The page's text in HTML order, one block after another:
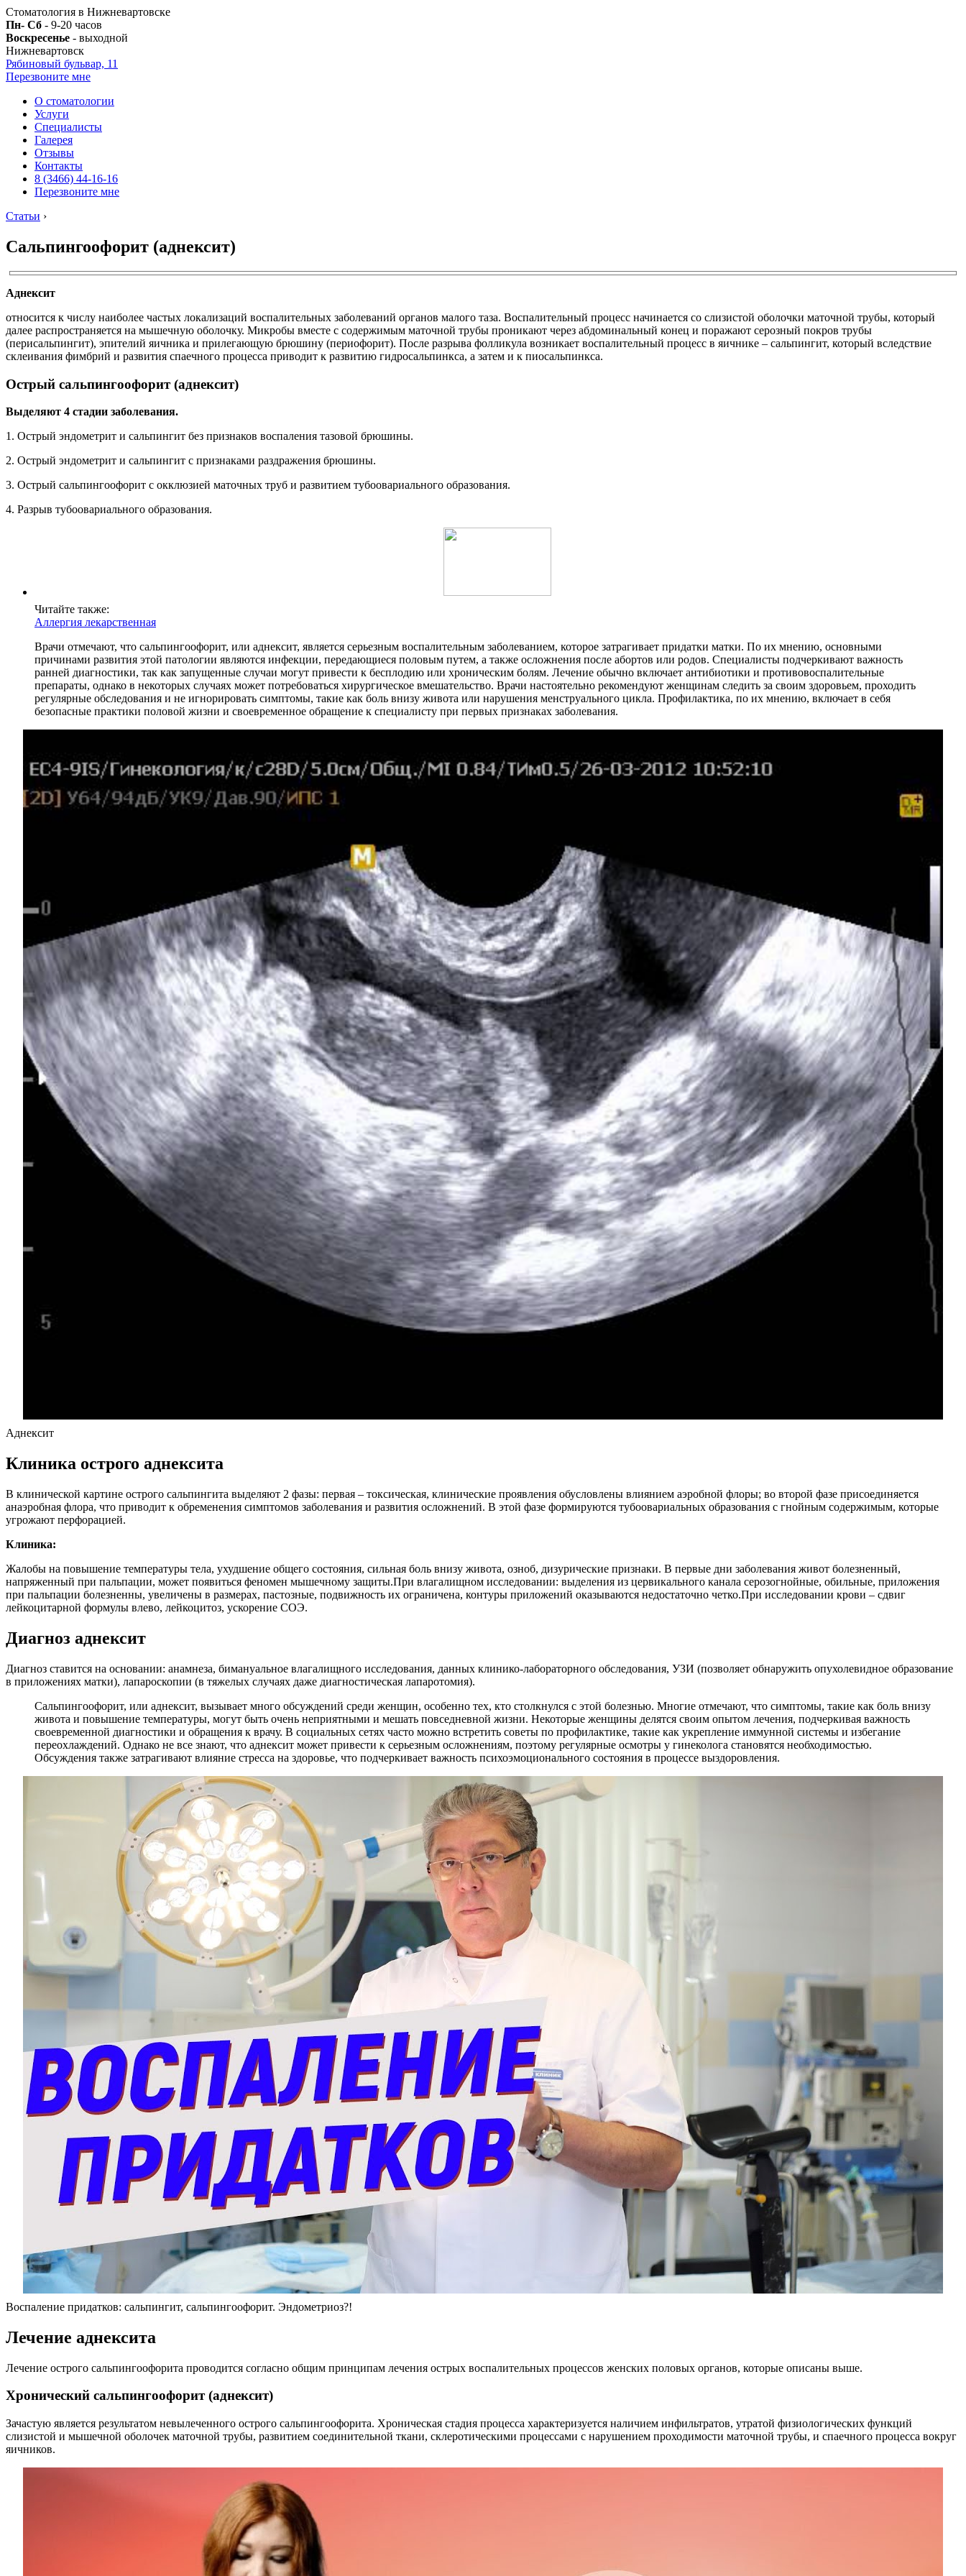
Стоматология в Нижневартовске
Пн- Сб - 9-20 часов
Воскресенье - выходной
Нижневартовск
Рябиновый бульвар, 11
Перезвоните мне
О стоматологии
Услуги
Специалисты
Галерея
Отзывы
Контакты
8 (3466) 44-16-16
Перезвоните мне
Статьи ›
Сальпингоофорит (аднексит)
Аднексит
относится к числу наиболее частых локализаций воспалительных заболеваний органов малого таза. Воспалительный процесс начинается со слизистой оболочки маточной трубы, который
далее распространяется на мышечную оболочку. Микробы вместе с содержимым маточной трубы проникают через абдоминальный конец и поражают серозный покров трубы
(перисальпингит), эпителий яичника и прилегающую брюшину (периофорит). После разрыва фолликула возникает воспалительный процесс в яичнике – сальпингит, который вследствие
склеивания фимбрий и развития спаечного процесса приводит к развитию гидросальпинкса, а затем и к пиосальпинкса.
Острый сальпингоофорит (аднексит)
Выделяют 4 стадии заболевания.
1. Острый эндометрит и сальпингит без признаков воспаления тазовой брюшины.
2. Острый эндометрит и сальпингит с признаками раздражения брюшины.
3. Острый сальпингоофорит с окклюзией маточных труб и развитием тубоовариального образования.
4. Разрыв тубоовариального образования.
Читайте также:
Аллергия лекарственная
Врачи отмечают, что сальпингоофорит, или аднексит, является серьезным воспалительным заболеванием, которое затрагивает придатки матки. По их мнению, основными
причинами развития этой патологии являются инфекции, передающиеся половым путем, а также осложнения после абортов или родов. Специалисты подчеркивают важность
ранней диагностики, так как запущенные случаи могут привести к бесплодию или хроническим болям. Лечение обычно включает антибиотики и противовоспалительные
препараты, однако в некоторых случаях может потребоваться хирургическое вмешательство. Врачи настоятельно рекомендуют женщинам следить за своим здоровьем, проходить
регулярные обследования и не игнорировать симптомы, такие как боль внизу живота или нарушения менструального цикла. Профилактика, по их мнению, включает в себя
безопасные практики половой жизни и своевременное обращение к специалисту при первых признаках заболевания.
Аднексит
Клиника острого аднексита
В клинической картине острого сальпингита выделяют 2 фазы: первая – токсическая, клинические проявления обусловлены влиянием аэробной флоры; во второй фазе присоединяется
анаэробная флора, что приводит к обременения симптомов заболевания и развития осложнений. В этой фазе формируются тубоовариальных образования с гнойным содержимым, которые
угрожают перфорацией.
Клиника:
Жалобы на повышение температуры тела, ухудшение общего состояния, сильная боль внизу живота, озноб, дизурические признаки. В первые дни заболевания живот болезненный,
напряженный при пальпации, может появиться феномен мышечному защиты.При влагалищном исследовании: выделения из цервикального канала серозогнойные, обильные, приложения
при пальпации болезненны, увеличены в размерах, пастозные, подвижность их ограничена, контуры приложений оказываются недостаточно четко.При исследовании крови – сдвиг
лейкоцитарной формулы влево, лейкоцитоз, ускорение СОЭ.
Диагноз аднексит
Диагноз ставится на основании: анамнеза, бимануальное влагалищного исследования, данных клинико-лабораторного обследования, УЗИ (позволяет обнаружить опухолевидное образование
в приложениях матки), лапароскопии (в тяжелых случаях даже диагностическая лапаротомия).
Сальпингоофорит, или аднексит, вызывает много обсуждений среди женщин, особенно тех, кто столкнулся с этой болезнью. Многие отмечают, что симптомы, такие как боль внизу
живота и повышение температуры, могут быть очень неприятными и мешать повседневной жизни. Некоторые женщины делятся своим опытом лечения, подчеркивая важность
своевременной диагностики и обращения к врачу. В социальных сетях часто можно встретить советы по профилактике, такие как укрепление иммунной системы и избегание
переохлаждений. Однако не все знают, что аднексит может привести к серьезным осложнениям, поэтому регулярные осмотры у гинеколога становятся необходимостью.
Обсуждения также затрагивают влияние стресса на здоровье, что подчеркивает важность психоэмоционального состояния в процессе выздоровления.
Воспаление придатков: сальпингит, сальпингоофорит. Эндометриоз?!
Лечение аднексита
Лечение острого сальпингоофорита проводится согласно общим принципам лечения острых воспалительных процессов женских половых органов, которые описаны выше.
Хронический сальпингоофорит (аднексит)
Зачастую является результатом невылеченного острого сальпингоофорита. Хроническая стадия процесса характеризуется наличием инфильтратов, утратой физиологических функций
слизистой и мышечной оболочек маточной трубы, развитием соединительной ткани, склеротическими процессами с нарушением проходимости маточной трубы, и спаечного процесса вокруг
яичников.